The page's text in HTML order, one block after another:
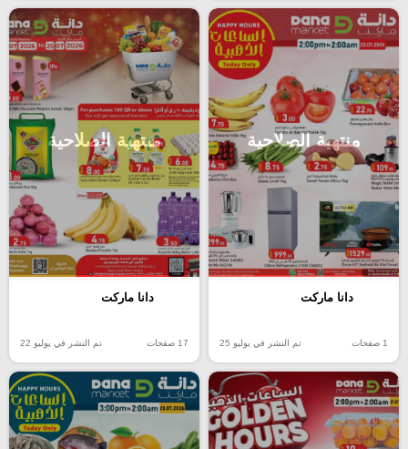
منتهية الصلاحية
دانا ماركت
1 صفحات تم النشر في يوليو 25
منتهية الصلاحية
دانا ماركت
17 صفحات تم النشر في يوليو 22